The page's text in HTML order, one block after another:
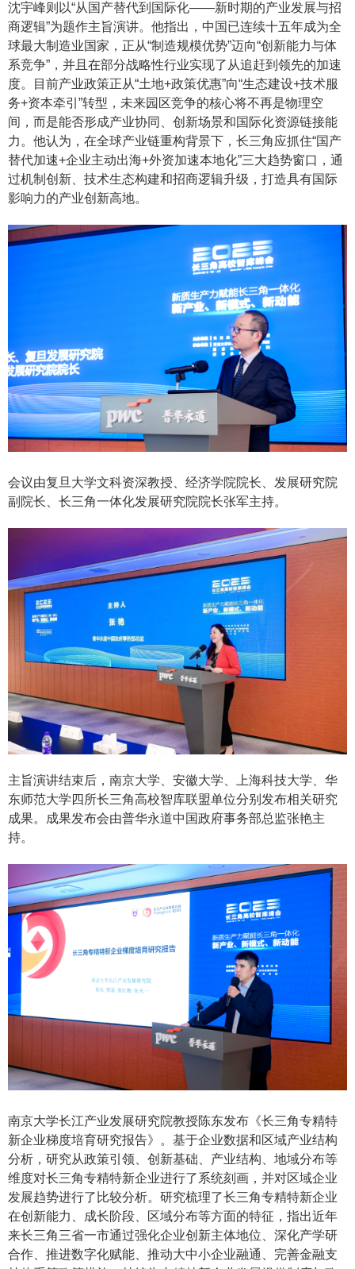
沈宇峰则以“从国产替代到国际化——新时期的产业发展与招
商逻辑”为题作主旨演讲。他指出，中国已连续十五年成为全
球最大制造业国家，正从“制造规模优势”迈向“创新能力与体
系竞争”，并且在部分战略性行业实现了从追赶到领先的加速
度。目前产业政策正从“土地+政策优惠”向“生态建设+技术服
务+资本牵引”转型，未来园区竞争的核心将不再是物理空
间，而是能否形成产业协同、创新场景和国际化资源链接能
力。他认为，在全球产业链重构背景下，长三角应抓住“国产
替代加速+企业主动出海+外资加速本地化”三大趋势窗口，通
过机制创新、技术生态构建和招商逻辑升级，打造具有国际
影响力的产业创新高地。
会议由复旦大学文科资深教授、经济学院院长、发展研究院
副院长、长三角一体化发展研究院院长张军主持。
主旨演讲结束后，南京大学、安徽大学、上海科技大学、华
东师范大学四所长三角高校智库联盟单位分别发布相关研究
成果。成果发布会由普华永道中国政府事务部总监张艳主
持。
南京大学长江产业发展研究院教授陈东发布《长三角专精特
新企业梯度培育研究报告》。基于企业数据和区域产业结构
分析，研究从政策引领、创新基础、产业结构、地域分布等
维度对长三角专精特新企业进行了系统刻画，并对区域企业
发展趋势进行了比较分析。研究梳理了长三角专精特新企业
在创新能力、成长阶段、区域分布等方面的特征，指出近年
来长三角三省一市通过强化企业创新主体地位、深化产学研
合作、推进数字化赋能、推动大中小企业融通、完善金融支